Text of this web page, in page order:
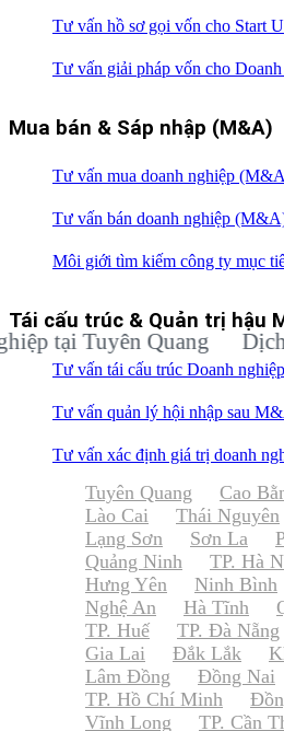
Tư vấn hồ sơ gọi vốn cho Start
Tư vấn giải pháp vốn cho
Mua bán & Sáp nhập (M&A)
Tư vấn mua doanh nghiệp
Tư vấn bán doanh nghiệp
Môi giới tìm kiếm công ty mục
Tái cấu trúc & Quản trị hậu
Tư vấn tái cấu trúc Doanh nghiệp
Tư vấn quản lý hội nhập sau
Tư vấn xác định giá trị doanh
Tuyên Quang Dịch vụ tư
Tuyên Quang Cao
Lào Cai
Thái Nguyên
Lạng Sơn
Sơn La
Quảng Ninh
TP. Hà
Hưng Yên
Ninh Bình
Nghệ An
Hà Tĩnh
TP. Huế
TP. Đà Nẵng
Gia Lai
Đắk Lắk
Lâm Đồng
Đồng Nai
TP. Hồ Chí Minh
Vĩnh Long
TP. Cần